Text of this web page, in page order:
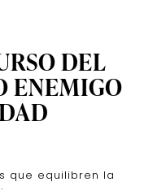
DEL
ENEMIGO
que equilibren la